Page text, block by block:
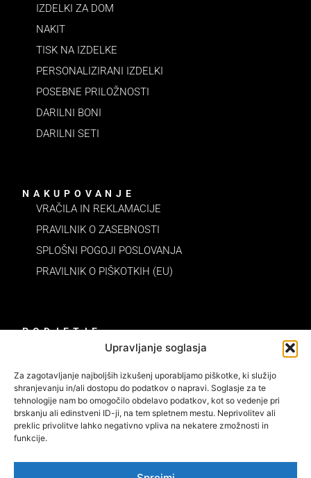
Upravljanje soglasja
Za zagotavljanje najboljših izkušenj uporabljamo piškotke, ki služijo
shranjevanju in/ali dostopu do podatkov o napravi. Soglasje za te
tehnologije nam bo omogočilo obdelavo podatkov, kot so vedenje pri
brskanju ali edinstveni ID-ji, na tem spletnem mestu. Neprivolitev ali
preklic privolitve lahko negativno vpliva na nekatere zmožnosti in
funkcije.
IZDELKI ZA DOM
NAKIT
TISK NA IZDELKE
PERSONALIZIRANI IZDELKI
POSEBNE PRILOŽNOSTI
DARILNI BONI
DARILNI SETI
NAKUPOVANJE
VRAČILA IN REKLAMACIJE
PRAVILNIK O ZASEBNOSTI
SPLOŠNI POGOJI POSLOVANJA
PRAVILNIK O PIŠKOTKIH (EU)
PODJETJE
KONTAKT IN PODATKI
070 757 037
info@epoksiart.si